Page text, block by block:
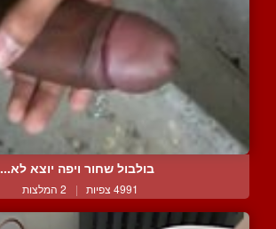
בולבול שחור ויפה יוצא לא...
4991 צפיות | 2 המלצות